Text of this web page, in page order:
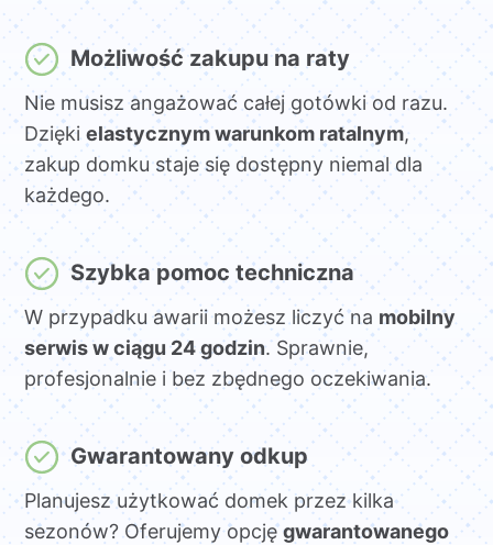
Możliwość zakupu na raty
Nie musisz angażować całej gotówki od razu.
Dziękielastycznym warunkom ratalnym,
zakup domku staje się dostępny niemal dla
każdego.
Szybka pomoc techniczna
W przypadku awarii możesz liczyć na mobilny
serwis w ciągu 24 godzin. Sprawnie,
profesjonalnie i bez zbędnego oczekiwania.
Gwarantowany odkup
Planujesz użytkować domek przez kilka
sezonów? Oferujemy opcjęgwarantowanego